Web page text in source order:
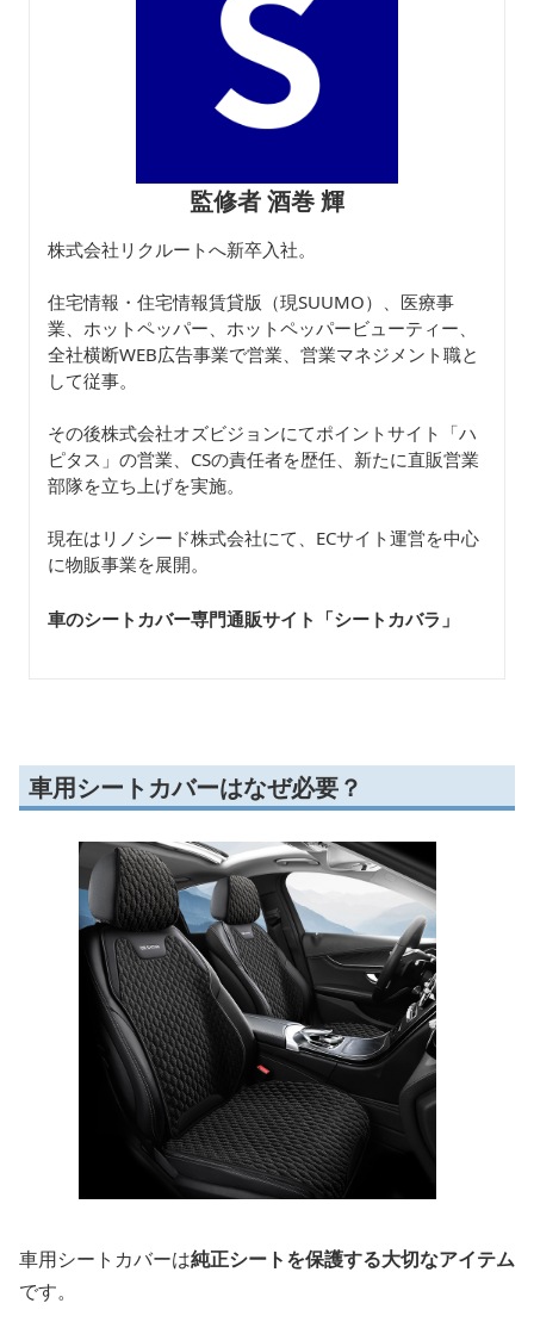
監修者 酒巻 輝
株式会社リクルートへ新卒入社。
住宅情報・住宅情報賃貸版（現SUUMO）、医療事
業、ホットペッパー、ホットペッパービューティー、
全社横断WEB広告事業で営業、営業マネジメント職と
して従事。
その後株式会社オズビジョンにてポイントサイト「ハ
ピタス」の営業、CSの責任者を歴任、新たに直販営業
部隊を立ち上げを実施。
現在はリノシード株式会社にて、ECサイト運営を中心
に物販事業を展開。
車のシートカバー専門通販サイト「シートカバラ 」
車用シートカバーはなぜ必要？
車用シートカバーは純正シートを保護する大切なアイテム
です。